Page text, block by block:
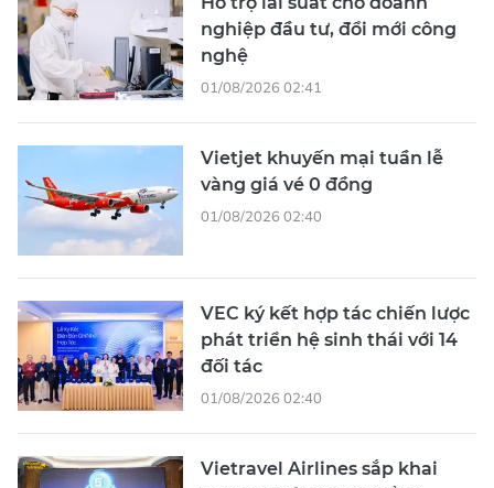
nghiệp đầu tư, đổi mới công
nghệ
01/08/2026 02:41
Vietjet khuyến mại tuần lễ
vàng giá vé 0 đồng
01/08/2026 02:40
VEC ký kết hợp tác chiến lược
phát triển hệ sinh thái với 14
đối tác
01/08/2026 02:40
Vietravel Airlines sắp khai